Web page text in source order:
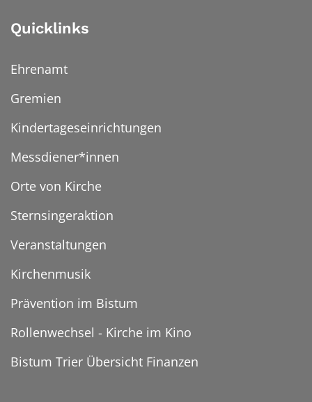
Quicklinks
Ehrenamt
Gremien
Kindertageseinrichtungen
Messdiener*innen
Orte von Kirche
Sternsingeraktion
Veranstaltungen
Kirchenmusik
Prävention im Bistum
Rollenwechsel - Kirche im Kino
Bistum Trier Übersicht Finanzen